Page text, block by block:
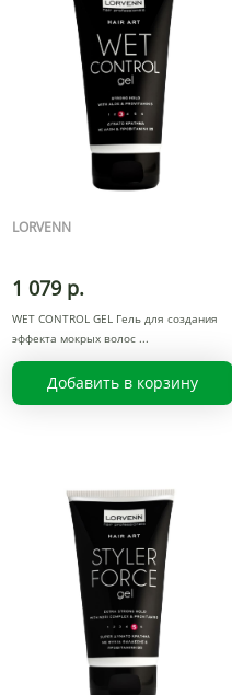
LORVENN
1 079 р.
WET CONTROL GEL Гель для создания
эффекта мокрых волос
Добавить в корзину